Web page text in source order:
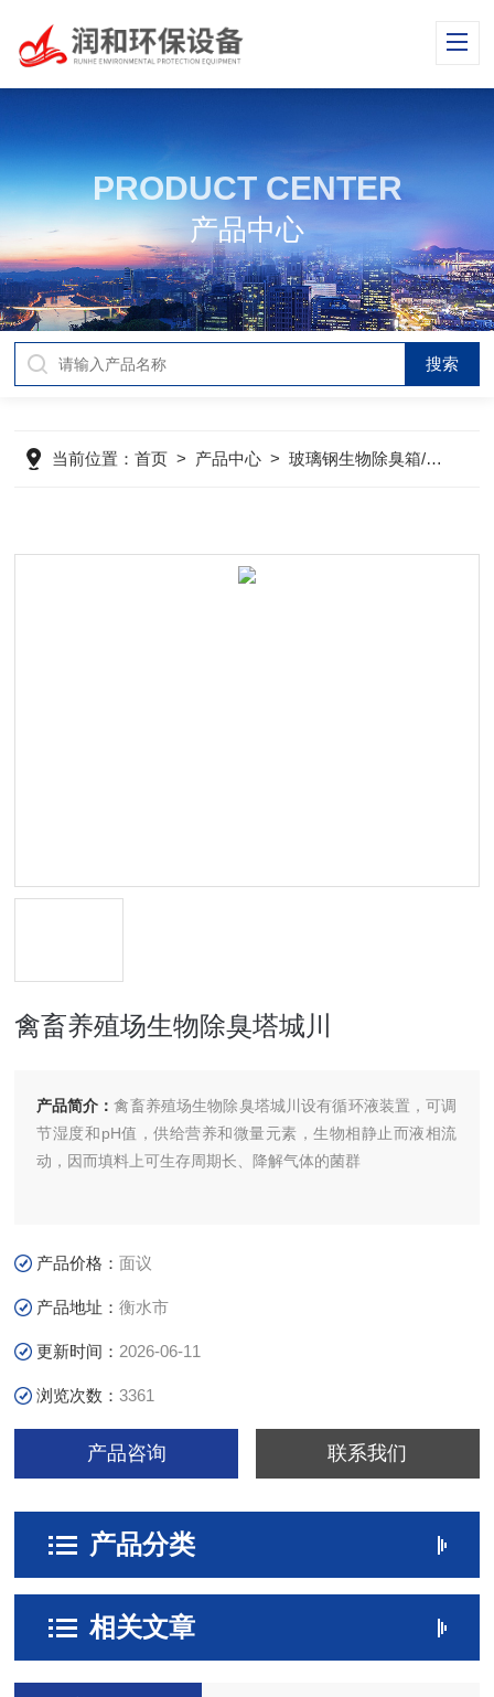
PRODUCT CENTER
产品中心
当前位置：首页 > 产品中心 >玻璃钢生物除臭箱/塔
禽畜养殖场生物除臭塔城川
产品简介：禽畜养殖场生物除臭塔城川设有循环液装置，可调
节湿度和pH值，供给营养和微量元素，生物相静止而液相流
动，因而填料上可生存周期长、降解气体的菌群
产品价格：面议
产品地址：衡水市
更新时间： 2026-06-11
浏览次数：3361
产品咨询 联系我们
产品分类
相关文章